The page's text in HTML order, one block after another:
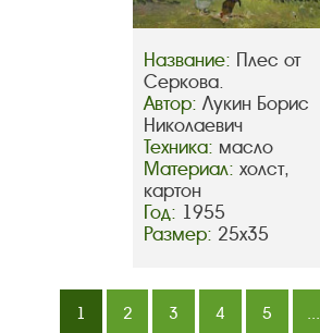
Название: Плес от
Серкова.
Автор: Лукин Борис
Николаевич
Техника: масло
Материал: холст,
картон
Год: 1955
Размер: 25х35
1 2 3 4 5 ...